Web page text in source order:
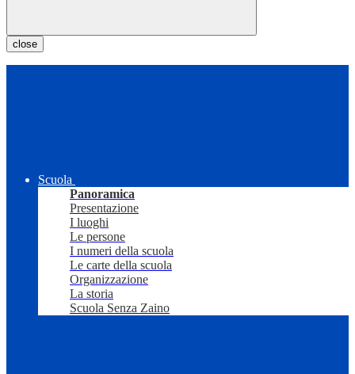
close
Scuola
Panoramica
Presentazione
I luoghi
Le persone
I numeri della scuola
Le carte della scuola
Organizzazione
La storia
Scuola Senza Zaino